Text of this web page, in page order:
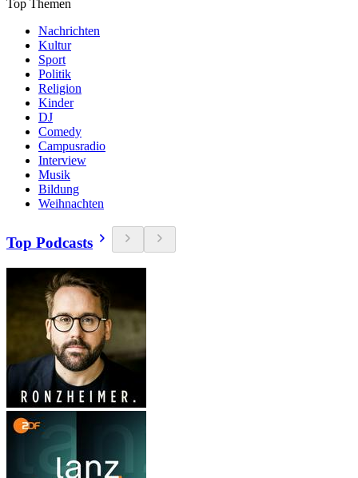
Top Themen
Nachrichten
Kultur
Sport
Politik
Religion
Kinder
DJ
Comedy
Campusradio
Interview
Musik
Bildung
Weihnachten
Top Podcasts